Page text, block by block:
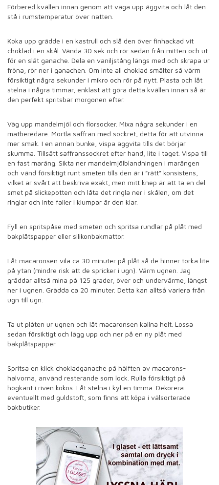
Förbered kvällen innan genom att väga upp äggvita och låt den
stå i rumstemperatur över natten.
Koka upp grädde i en kastrull och slå den över finhackad vit
choklad i en skål. Vända 30 sek och rör sedan från mitten och ut
för en slät ganache. Dela en vaniljstång längs med och skrapa ur
fröna, rör ner i ganachen. Om inte all choklad smälter så värm
försiktigt några sekunder i mikro och rör på nytt. Plasta och låt
stelna i några timmar, enklast att göra detta kvällen innan så är
den perfekt spritsbar morgonen efter.
Väg upp mandelmjöl och florsocker. Mixa några sekunder i en
matberedare. Mortla saffran med sockret, detta för att utvinna
mer smak. I en annan bunke, vispa äggvita tills det börjar
skumma. Tillsätt saffranssockret efter hand, lite i taget. Vispa till
en fast maräng. Sikta ner mandelmjölblandningen i marängen
och vänd försiktigt runt smeten tills den är i ”rätt” konsistens,
vilket är svårt att beskriva exakt, men mitt knep är att ta en del
smet på slickepotten och låta det ringla ner i skålen, om det
ringlar och inte faller i klumpar är den klar.
Fyll en spritspåse med smeten och spritsa rundlar på plåt med
bakplåtspapper eller silikonbakmattor.
Låt macaronsen vila ca 30 minuter på plåt så de hinner torka lite
på ytan (mindre risk att de spricker i ugn). Värm ugnen. Jag
gräddar alltså mina på 125 grader, över och undervärme, längst
ner i ugnen. Grädda ca 20 minuter. Detta kan alltså variera från
ugn till ugn.
Ta ut plåten ur ugnen och låt macaronsen kallna helt. Lossa
sedan försiktigt och lägg upp och ner på en ny plåt med
bakplåtspapper.
Spritsa en klick chokladganache på hälften av macarons-
halvorna, använd resterande som lock. Rulla försiktigt på
högkant i riven kokos. Låt stelna i kyl en timma. Dekorera
eventuellt med guldstoft, som finns att köpa i välsorterade
bakbutiker.